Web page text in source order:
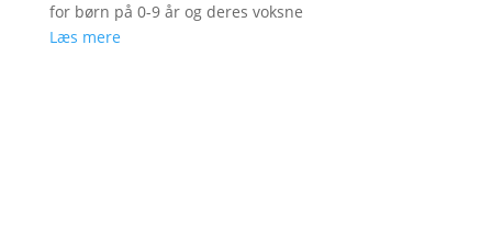
for børn på 0-9 år og deres voksne
Læs mere